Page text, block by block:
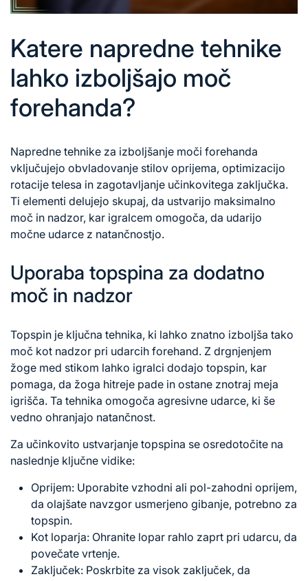
Katere napredne tehnike
lahko izboljšajo moč
forehanda?
Napredne tehnike za izboljšanje moči forehanda
vključujejo obvladovanje stilov oprijema, optimizacijo
rotacije telesa in zagotavljanje učinkovitega zaključka.
Ti elementi delujejo skupaj, da ustvarijo maksimalno
moč in nadzor, kar igralcem omogoča, da udarijo
močne udarce z natančnostjo.
Uporaba topspina za dodatno
moč in nadzor
Topspin je ključna tehnika, ki lahko znatno izboljša tako
moč kot nadzor pri udarcih forehand. Z drgnjenjem
žoge med stikom lahko igralci dodajo topspin, kar
pomaga, da žoga hitreje pade in ostane znotraj meja
igrišča. Ta tehnika omogoča agresivne udarce, ki še
vedno ohranjajo natančnost.
Za učinkovito ustvarjanje topspina se osredotočite na
naslednje ključne vidike:
Oprijem: Uporabite vzhodni ali pol-zahodni oprijem,
da olajšate navzgor usmerjeno gibanje, potrebno za
topspin.
Kot loparja: Ohranite lopar rahlo zaprt pri udarcu, da
povečate vrtenje.
Zaključek: Poskrbite za visok zaključek, da